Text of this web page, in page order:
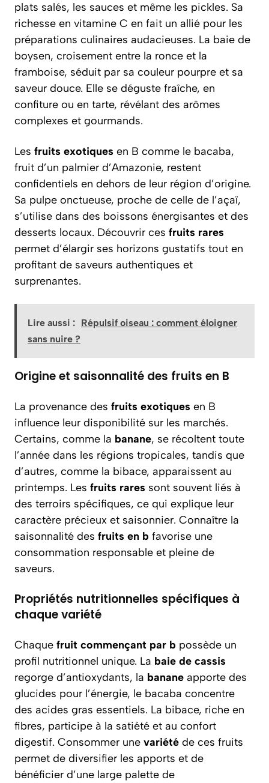
plats salés, les sauces et même les pickles. Sa
richesse en vitamine C en fait un allié pour les
préparations culinaires audacieuses. La baie de
boysen, croisement entre la ronce et la
framboise, séduit par sa couleur pourpre et sa
saveur douce. Elle se déguste fraîche, en
confiture ou en tarte, révélant des arômes
complexes et gourmands.
Les fruits exotiques en B comme le bacaba,
fruit d’un palmier d’Amazonie, restent
confidentiels en dehors de leur région d’origine.
Sa pulpe onctueuse, proche de celle de l’açaï,
s’utilise dans des boissons énergisantes et des
desserts locaux. Découvrir ces fruits rares
permet d’élargir ses horizons gustatifs tout en
profitant de saveurs authentiques et
surprenantes.
Lire aussi : Répulsif oiseau : comment éloigner
sans nuire ?
Origine et saisonnalité des fruits en B
La provenance des fruits exotiques en B
influence leur disponibilité sur les marchés.
Certains, comme la banane, se récoltent toute
l’année dans les régions tropicales, tandis que
d’autres, comme la bibace, apparaissent au
printemps. Les fruits rares sont souvent liés à
des terroirs spécifiques, ce qui explique leur
caractère précieux et saisonnier. Connaître la
saisonnalité des fruits en b favorise une
consommation responsable et pleine de
saveurs.
Propriétés nutritionnelles spécifiques à
chaque variété
Chaque fruit commençant par b possède un
profil nutritionnel unique. La baie de cassis
regorge d’antioxydants, la banane apporte des
glucides pour l’énergie, le bacaba concentre
des acides gras essentiels. La bibace, riche en
fibres, participe à la satiété et au confort
digestif. Consommer une variété de ces fruits
permet de diversifier les apports et de
bénéficier d’une large palette de